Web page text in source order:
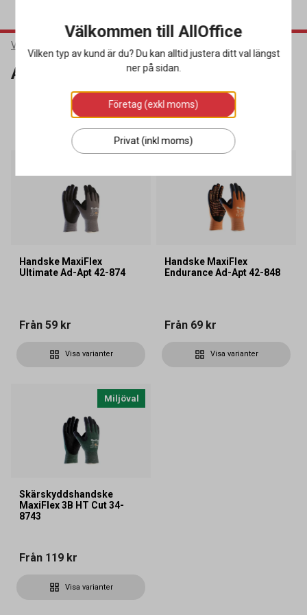
Varumärken
ATG
SORTERA
3 produkter
Handske MaxiFlex
Ultimate Ad-Apt 42-874
Från 59 kr
Visa varianter
Handske MaxiFlex
Endurance Ad-Apt 42-848
Från 69 kr
Visa varianter
Miljöval
Skärskyddshandske
MaxiFlex 3B HT Cut 34-
8743
Från 119 kr
Visa varianter
Välkommen till AllOffice
Vilken typ av kund är du? Du kan alltid justera ditt val längst
ner på sidan.
Företag (exkl moms)
Privat (inkl moms)